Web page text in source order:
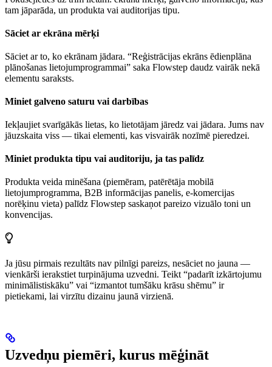
tam jāparāda, un produkta vai auditorijas tipu.
Sāciet ar ekrāna mērķi
Sāciet ar to, ko ekrānam jādara. “Reģistrācijas ekrāns ēdienplāna
plānošanas lietojumprogrammai” saka Flowstep daudz vairāk nekā
elementu saraksts.
Miniet galveno saturu vai darbības
Iekļaujiet svarīgākās lietas, ko lietotājam jāredz vai jādara. Jums nav
jāuzskaita viss — tikai elementi, kas visvairāk nozīmē pieredzei.
Miniet produkta tipu vai auditoriju, ja tas palīdz
Produkta veida minēšana (piemēram, patērētāja mobilā
lietojumprogramma, B2B informācijas panelis, e-komercijas
norēķinu vieta) palīdz Flowstep saskaņot pareizo vizuālo toni un
konvencijas.
Ja jūsu pirmais rezultāts nav pilnīgi pareizs, nesāciet no jauna —
vienkārši ierakstiet turpinājuma uzvedni. Teikt “padarīt izkārtojumu
minimālistiskāku” vai “izmantot tumšāku krāsu shēmu” ir
pietiekami, lai virzītu dizainu jaunā virzienā.
Uzvedņu piemēri, kurus mēģināt